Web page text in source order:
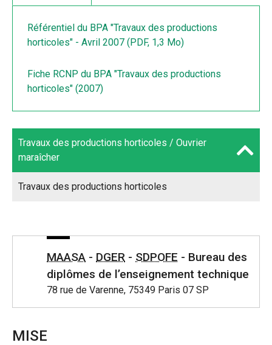
Référentiel du BPA "Travaux des productions
horticoles" - Avril 2007 (PDF, 1,3 Mo)
Fiche RCNP du BPA "Travaux des productions
horticoles" (2007)
Travaux des productions horticoles / Ouvrier
maraîcher
Travaux des productions horticoles
MAASA - DGER - SDPOFE - Bureau des
diplômes de l’enseignement technique
78 rue de Varenne, 75349 Paris 07 SP
MISE